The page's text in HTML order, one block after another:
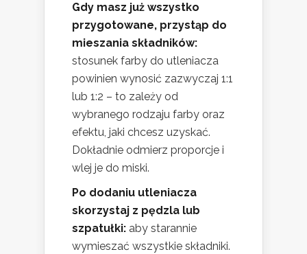
Gdy masz już wszystko
przygotowane, przystąp do
mieszania składników:
stosunek farby do utleniacza
powinien wynosić zazwyczaj 1:1
lub 1:2 – to zależy od
wybranego rodzaju farby oraz
efektu, jaki chcesz uzyskać.
Dokładnie odmierz proporcje i
wlej je do miski.
Po dodaniu utleniacza
skorzystaj z pędzla lub
szpatułki: aby starannie
wymieszać wszystkie składniki.